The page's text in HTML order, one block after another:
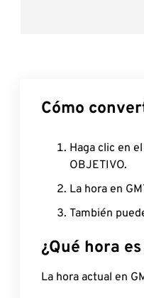
Cómo
Haga clic en
OBJETIVO.
La hora en
También
¿Qué hora
La hora actual en